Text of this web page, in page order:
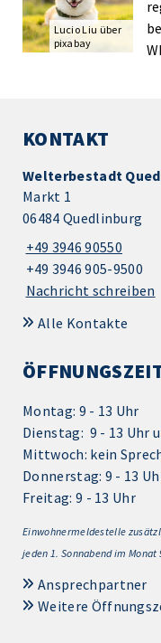
Lucio Liu über
pixabay
KONTAKT
Welterbestadt
Markt 1
06484 Quedlinburg
+49 3946 90550
+49 3946 905-9500
Nachricht schreiben
Alle Kontakte
Montag: 9 - 13 Uhr
Dienstag: 9 - 13 Uhr
Mittwoch: kein
Donnerstag: 9 - 13
Freitag: 9 - 13 Uhr
Einwohnermeldestelle
jeden 1. Sonnabend im Monat
Ansprechpartner
Weitere